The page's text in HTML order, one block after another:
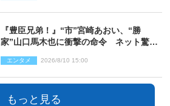
『豊臣兄弟！』“市”宮崎あおい、“勝
家”山口馬木也に衝撃の命令 ネット驚き
あり）
エンタメ 2026/8/10 15:00
もっと見る